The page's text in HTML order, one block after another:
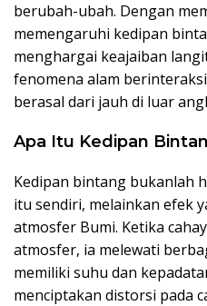
berubah-ubah. Dengan
memengaruhi kedipan
menghargai keajaiban
fenomena alam
berasal dari jauh di luar
Apa Itu Kedipan
Kedipan bintang bukanlah
itu sendiri, melainkan efek
atmosfer Bumi. Ketika
atmosfer, ia melewati
memiliki suhu dan
menciptakan distorsi pada